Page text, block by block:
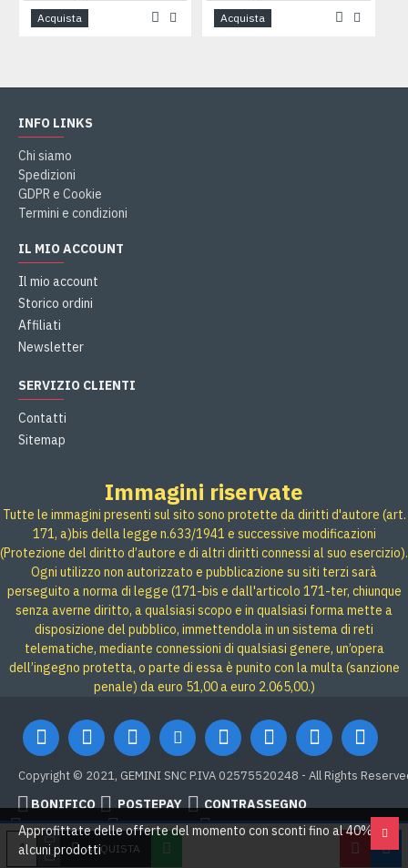
ACQUISTA
Acquista Acquista
INFO LINKS
Chi siamo
Spedizioni
GDPR e Cookie
Termini e condizioni
IL MIO ACCOUNT
Il mio account
Storico ordini
Affiliati
Newsletter
SERVIZIO CLIENTI
Contatti
Sitemap
Immagini riservate
Tutte le immagini presenti sul sito sono protette da diritti d'autore (art.
171, a)bis della legge n.633/1941 e successive modificazioni
(Protezione del diritto d’autore e di altri diritti connessi al suo esercizio).
Ogni utilizzo non autorizzato e pubblicazione su siti terzi sarà
perseguito a norma di legge (171-bis e dall'articolo 171-ter, chiunque
senza averne diritto, a qualsiasi scopo e in qualsiasi forma mette a
disposizione del pubblico, immettendola in un sistema di reti
telematiche, mediante connessioni di qualsiasi genere, un’opera
dell’ingegno protetta, o parte di essa è punito con la multa (sanzione
penale) da euro 51,00 a euro 2.065,00.)
Copyright © 2021, GEMINI SNC P.IVA 02575520248 - All Rights
BONIFICO POSTEPAY
CONTRASSEGNO
Credit card
Google Pay PAYPAL
Approfittate delle offerte del momento con sconti fino al 40% su
alcuni prodotti